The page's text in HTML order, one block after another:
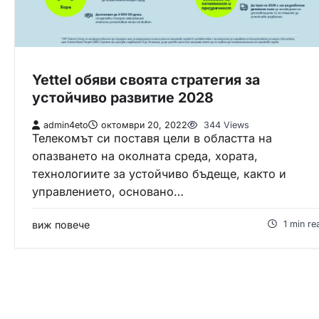
Yettel обяви своята стратегия за
устойчиво развитие 2028
admin4eto октомври 20, 2022 344 Views
Телекомът си поставя цели в областта на
опазването на околната среда, хората,
технологиите за устойчиво бъдеще, както и
управлението, основано…
виж повече 1 min